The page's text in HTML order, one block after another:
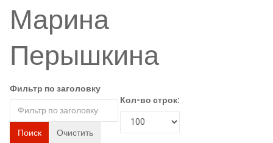
Марина
Перышкина
Фильтр по заголовку
Поиск Очистить
Кол-во строк: